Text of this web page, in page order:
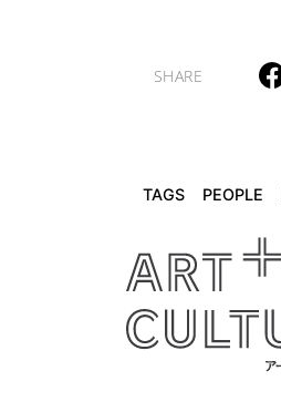
SHARE
TAGS PEOPLE